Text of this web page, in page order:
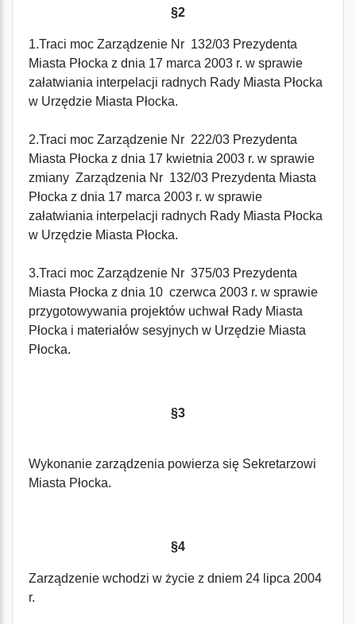
§2
1.Traci moc Zarządzenie Nr 132/03 Prezydenta
Miasta Płocka z dnia 17 marca 2003 r. w sprawie
załatwiania interpelacji radnych Rady Miasta Płocka
w Urzędzie Miasta Płocka.
2.Traci moc Zarządzenie Nr 222/03 Prezydenta
Miasta Płocka z dnia 17 kwietnia 2003 r. w sprawie
zmiany Zarządzenia Nr 132/03 Prezydenta Miasta
Płocka z dnia 17 marca 2003 r. w sprawie
załatwiania interpelacji radnych Rady Miasta Płocka
w Urzędzie Miasta Płocka.
3.Traci moc Zarządzenie Nr 375/03 Prezydenta
Miasta Płocka z dnia 10 czerwca 2003 r. w sprawie
przygotowywania projektów uchwał Rady Miasta
Płocka i materiałów sesyjnych w Urzędzie Miasta
Płocka.
§3
Wykonanie zarządzenia powierza się Sekretarzowi
Miasta Płocka.
§4
Zarządzenie wchodzi w życie z dniem 24 lipca 2004
r.